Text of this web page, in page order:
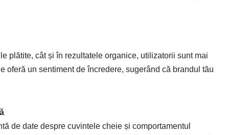
plătite, cât și în rezultatele organice, utilizatorii sunt mai
oferă un sentiment de încredere, sugerând că brandul tău
de date despre cuvintele cheie și comportamentul